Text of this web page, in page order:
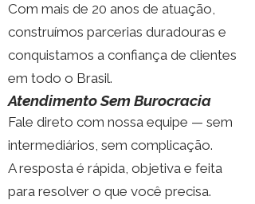
Com mais de 20 anos de atuação,
construímos parcerias duradouras e
conquistamos a confiança de clientes
em todo o Brasil.
Atendimento Sem Burocracia
Fale direto com nossa equipe — sem
intermediários, sem complicação.
A resposta é rápida, objetiva e feita
para resolver o que você precisa.